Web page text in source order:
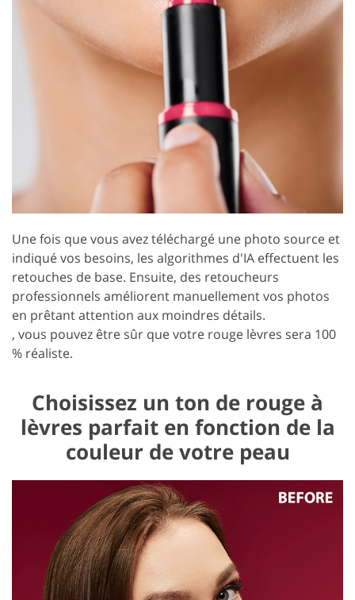
Une fois que vous avez téléchargé une photo source et
indiqué vos besoins, les algorithmes d'IA effectuent les
retouches de base. Ensuite, des retoucheurs
professionnels améliorent manuellement vos photos
en prêtant attention aux moindres détails.
, vous pouvez être sûr que votre rouge lèvres sera 100
% réaliste.
Choisissez un ton de rouge à
lèvres parfait en fonction de la
couleur de votre peau